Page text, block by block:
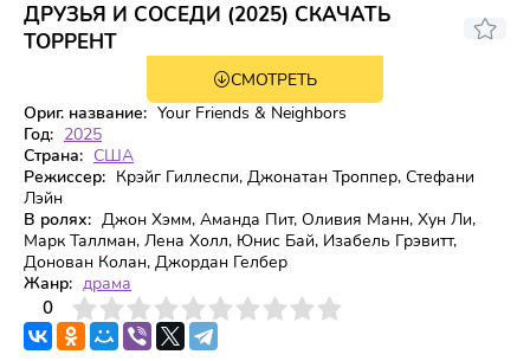
ДРУЗЬЯ И СОСЕДИ (2025) СКАЧАТЬ
ТОРРЕНТ
2 сезон 10 серия
7.504 7.7
СМОТРЕТЬ
Ориг. название: Your Friends & Neighbors
Год: 2025
Страна: США
Режиссер: Крэйг Гиллеспи, Джонатан Троппер, Стефани
Лэйн
В ролях: Джон Хэмм, Аманда Пит, Оливия Манн, Хун Ли,
Марк Таллман, Лена Холл, Юнис Бай, Изабель Грэвитт,
Донован Колан, Джордан Гелбер
Жанр: драма
0
4 6 7 8 9 10